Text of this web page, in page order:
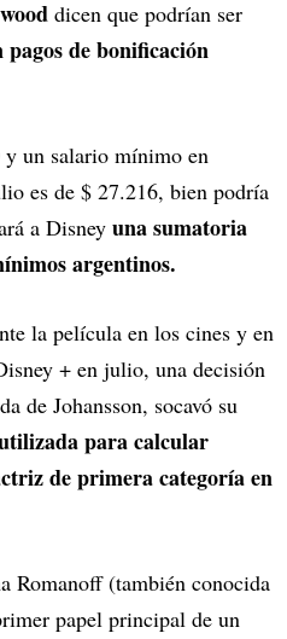
dicen que podrían ser
pagos de bonificación
un salario mínimo en
es de $ 27.216, bien podría
a Disney una sumatoria
argentinos.
la película en los cines y en
+ en julio, una decisión
de Johansson, socavó su
para calcular
de primera categoría en
Romanoff (también conocida
papel principal de un